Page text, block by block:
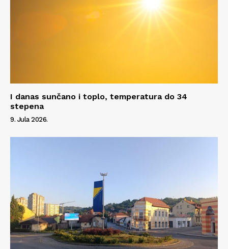
I danas sunčano i toplo, temperatura do 34
stepena
9. Jula 2026.